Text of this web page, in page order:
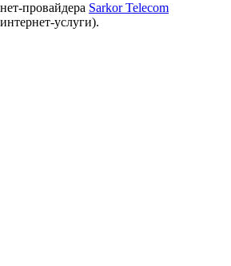
провайдера Sarkor Telecom
услуги).